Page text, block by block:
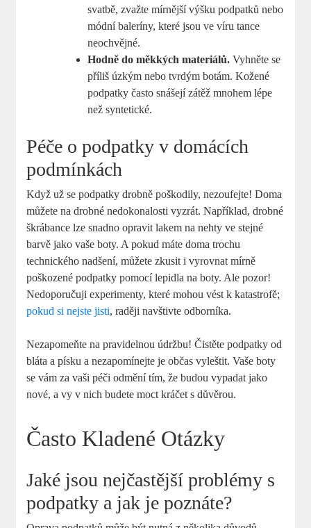
svatbě, zvažte mírnější výšku podpatků nebo
módní baleríny, které jsou ve víru tance
neochvějné.
Hodně do měkkých materiálů. Vyhněte se
příliš úzkým nebo tvrdým botám. Kožené
podpatky často snášejí zátěž mnohem lépe
než syntetické.
Péče o podpatky v domácích
podmínkách
Když už se podpatky drobně poškodily, nezoufejte! Doma
můžete na drobné nedokonalosti vyzrát. Například, drobné
škrábance lze snadno opravit lakem na nehty ve stejné
barvě jako vaše boty. A pokud máte doma trochu
technického nadšení, můžete zkusit i vyrovnat mírně
poškozené podpatky pomocí lepidla na boty. Ale pozor!
Nedoporučuji experimenty, které mohou vést k katastrofě;
pokud si nejste jisti, raději navštivte odborníka.
Nezapomeňte na pravidelnou údržbu! Čistěte podpatky od
bláta a písku a nezapomínejte je občas vyleštit. Vaše boty
se vám za vaši péči odmění tím, že budou vypadat jako
nové, a vy v nich budete moct kráčet s důvěrou.
Často Kladené Otázky
Jaké jsou nejčastější problémy s
podpatky a jak je poznáte?